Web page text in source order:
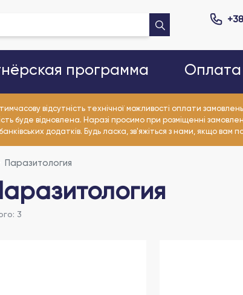
программа Оплата
відсутність технічної можливості оплати
буде відновлена. Наразі просимо при розміщенні
додатків. Будь ласка, зв'яжіться з нами, якщо вам
Паразитология
: 3